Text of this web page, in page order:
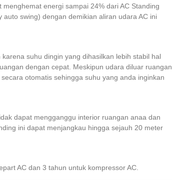
energi sampai 24% dari AC Standing
swing) dengan demikian aliran udara AC ini
suhu dingin yang dihasilkan lebih stabil hal
dengan cepat. Meskipun udara diluar ruangan
otomatis sehingga suhu yang anda inginkan
dapat mengganggu interior ruangan anaa dan
ini dapat menjangkau hingga sejauh 20 meter
AC dan 3 tahun untuk kompressor AC.